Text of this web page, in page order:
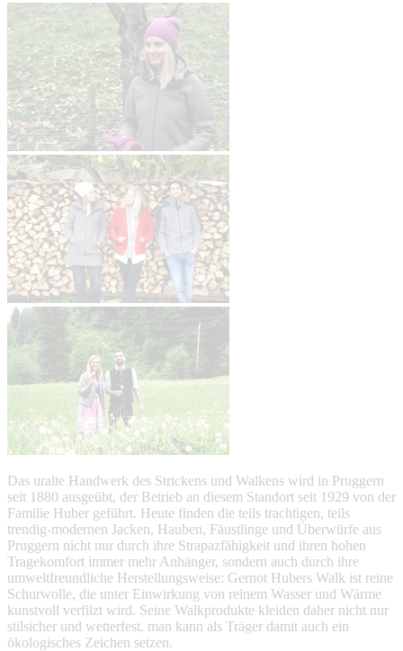
Das uralte Handwerk des Strickens und Walkens wird in Pruggern
seit 1880 ausgeübt, der Betrieb an diesem Standort seit 1929 von der
Familie Huber geführt. Heute finden die teils trachtigen, teils
trendig-modernen Jacken, Hauben, Fäustlinge und Überwürfe aus
Pruggern nicht nur durch ihre Strapazfähigkeit und ihren hohen
Tragekomfort immer mehr Anhänger, sondern auch durch ihre
umweltfreundliche Herstellungsweise: Gernot Hubers Walk ist reine
Schurwolle, die unter Einwirkung von reinem Wasser und Wärme
kunstvoll verfilzt wird. Seine Walkprodukte kleiden daher nicht nur
stilsicher und wetterfest, man kann als Träger damit auch ein
ökologisches Zeichen setzen.